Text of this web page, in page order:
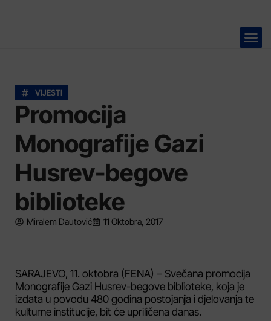
VIJESTI
Promocija
Monografije Gazi
Husrev-begove
biblioteke
Miralem Dautović 11 Oktobra, 2017
SARAJEVO, 11. oktobra (FENA) – Svečana promocija
Monografije Gazi Husrev-begove biblioteke, koja je
izdata u povodu 480 godina postojanja i djelovanja te
kulturne institucije, bit će upriličena danas.